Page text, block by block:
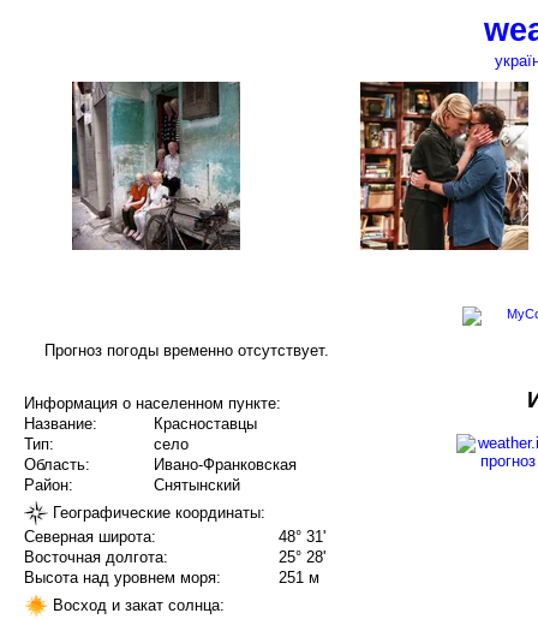
Прогноз погоды временно отсутствует.
Информация о населенном пункте:
Название:
Красноставцы
Тип:
село
Область:
Ивано-Франковская
Район:
Снятынский
Географические координаты:
Северная широта:
48° 31'
Восточная долгота:
25° 28'
Высота над уровнем моря:
251 м
Восход и закат солнца: